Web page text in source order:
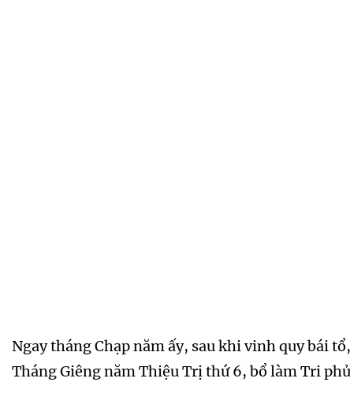
Ngay tháng Chạp năm ấy, sau khi vinh quy bái
Tháng Giêng năm Thiệu Trị thứ 6, bổ làm Tri